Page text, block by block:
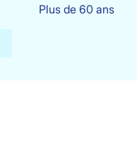
Plus de 60 ans